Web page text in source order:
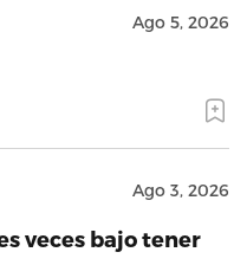
Ago 5, 2026
Ago 3, 2026
veces bajo tener